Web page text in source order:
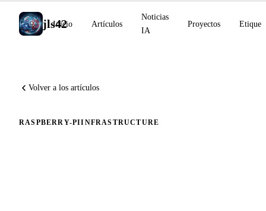
jls42
Inicio Artículos
Noticias
IA
Proyectos
Volver a los artículos
RASPBERRY-PIINFRASTRUCTURE